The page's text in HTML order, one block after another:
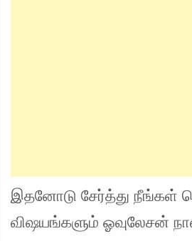
இதனோடு சேர்த்து நீங்கள்
விஷயங்களும் ஓவுலேசன்